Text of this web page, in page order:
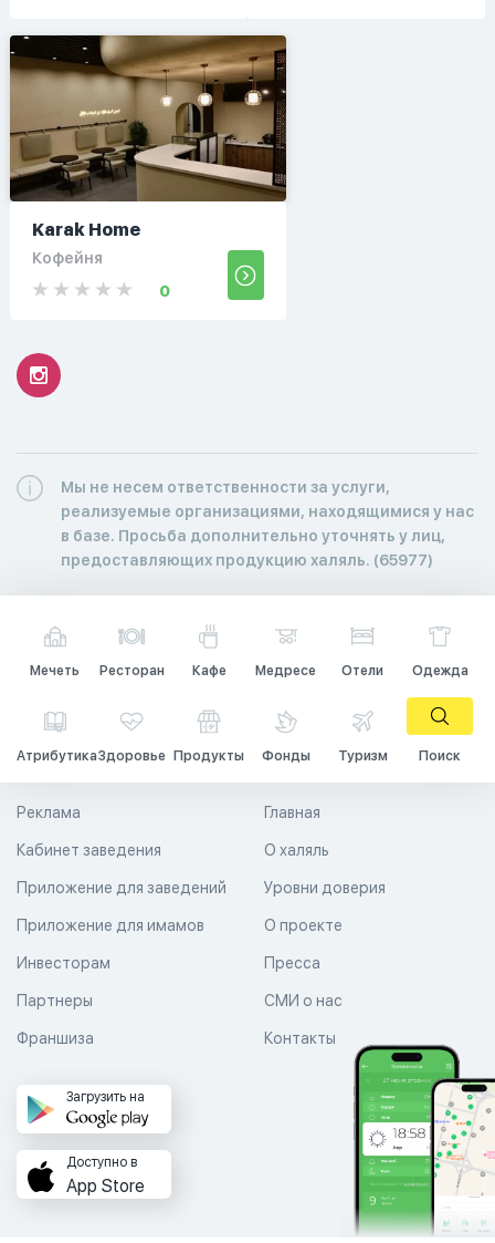
Karak Home
Кофейня
0
Мы не несем ответственности за услуги,
реализуемые организациями, находящимися у нас
в базе. Просьба дополнительно уточнять у лиц,
предоставляющих продукцию халяль. (65977)
Мечеть Ресторан Кафе Медресе Отели Одежда
АтрибутикаЗдоровье Продукты Фонды Туризм Поиск
Главная
О халяль
Уровни доверия
Реклама
Кабинет заведения
Приложение для заведений
Приложение для имамов О проекте
Пресса
СМИ о нас
Контакты
Инвесторам
Партнеры
Франшиза
Загрузить на
Доступно в
App Store